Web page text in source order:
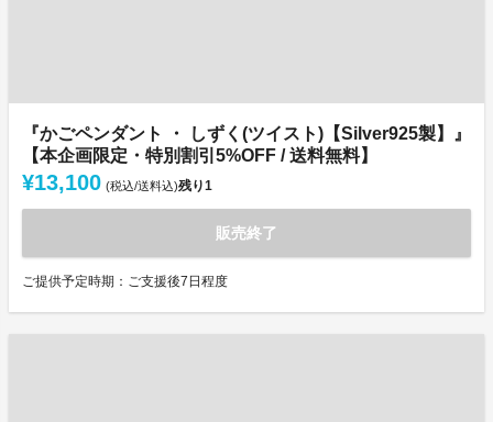
『かごペンダント ・ しずく(ツイスト)【Silver925製】』
【本企画限定・特別割引5%OFF / 送料無料】
¥13,100 (税込/送料込)残り1
販売終了
ご提供予定時期：ご支援後7日程度